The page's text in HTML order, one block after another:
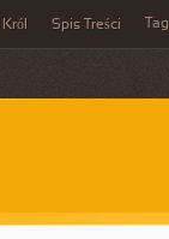
Król Spis Treści